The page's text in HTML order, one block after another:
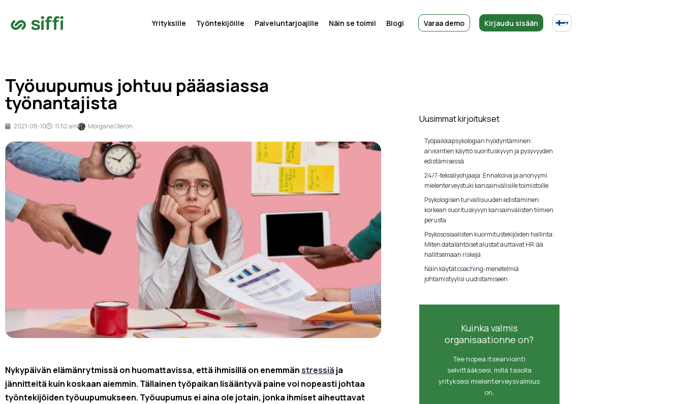
Yrityksille Työntekijöille Palveluntarjoajille Näin se toimii Blogi Varaa demo Kirjaudu sisään ▾
Työuupumus johtuu pääasiassa
työnantajista
2021-08-10 11:52 am Morgane Oléron
Nykypäivän elämänrytmissä on huomattavissa, että ihmisillä on enemmänstressiä ja
jännitteitä kuin koskaan aiemmin. Tällainen työpaikan lisääntyvä paine voi nopeasti johtaa
työntekijöiden työuupumukseen. Työuupumus ei aina ole jotain, jonka ihmiset aiheuttavat
Uusimmat kirjoitukset
Työpaikkapsykologian hyödyntäminen:
arviointien käyttö suorituskyvyn ja pysyvyyden
edistämisessä
24/7-tekoälyohjaaja: Ennakoiva ja anonyymi
mielenterveystuki kansainvälisille toimistoille
Psykologisen turvallisuuden edistäminen:
korkean suorituskyvyn kansainvälisten tiimien
perusta
Psykososiaalisten kuormitustekijöiden hallinta:
Miten datalähtöiset alustat auttavat HR:ää
hallitsemaan riskejä
Näin käytät coaching-menetelmiä
johtamistyylisi uudistamiseen
Kuinka valmis
organisaationne on?
Tee nopea itsearviointi
selvittääksesi, millä tasolla
yrityksesi mielenterveysvalmius
on,